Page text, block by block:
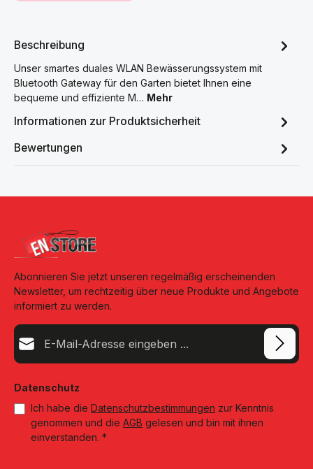
Beschreibung
Unser smartes duales WLAN Bewässerungssystem mit
Bluetooth Gateway für den Garten bietet Ihnen eine
bequeme und effiziente M… Mehr
Informationen zur Produktsicherheit
Bewertungen
Abonnieren Sie jetzt unseren regelmäßig erscheinenden
Newsletter, um rechtzeitig über neue Produkte und Angebote
informiert zu werden.
E-Mail-Adresse*
Datenschutz
Ich habe die Datenschutzbestimmungen zur Kenntnis
genommen und die AGB gelesen und bin mit ihnen
einverstanden. *